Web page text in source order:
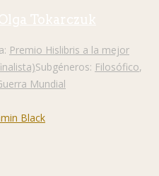
Tokarczuk
Premio Hislibris a la mejor
Subgéneros: Filosófico,
Mundial